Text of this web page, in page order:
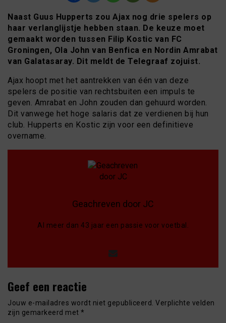
Naast Guus Hupperts zou Ajax nog drie spelers op
haar verlanglijstje hebben staan. De keuze moet
gemaakt worden tussen Filip Kostic van FC
Groningen, Ola John van Benfica en Nordin Amrabat
van Galatasaray. Dit meldt de Telegraaf zojuist.
Ajax hoopt met het aantrekken van één van deze
spelers de positie van rechtsbuiten een impuls te
geven. Amrabat en John zouden dan gehuurd worden.
Dit vanwege het hoge salaris dat ze verdienen bij hun
club. Hupperts en Kostic zijn voor een definitieve
overname.
Geachreven door JC
Al meer dan 43 jaar een passie voor voetbal.
Geef een reactie
Jouw e-mailadres wordt niet gepubliceerd. Verplichte velden
zijn gemarkeerd met *